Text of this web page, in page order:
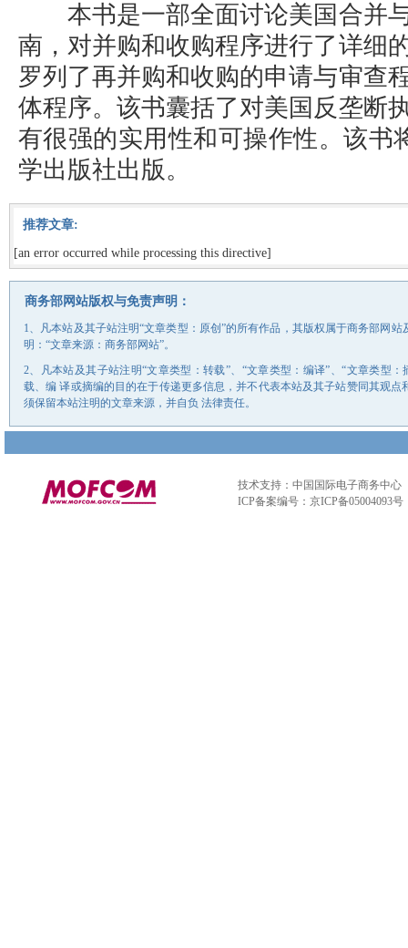
本书是一部全面讨论美国合并
南，对并购和收购程序进行了详细
罗列了再并购和收购的申请与审查
体程序。该书囊括了对美国反垄断
有很强的实用性和可操作性。该书
学出版社出版。
推荐文章:
[an error occurred while processing this directive]
商务部网站版权与免责声明：
1、凡本站及其子站注明“文章类型：原创”的所有作品，其版权属于商务部网
明：“文章来源：商务部网站”。
2、凡本站及其子站注明“文章类型：转载”、“文章类型：编译”、“文章类型
载、编 译或摘编的目的在于传递更多信息，并不代表本站及其子站赞同其观
须保留本站注明的文章来源，并自负 法律责任。
技术支持：中国国际电子商务中心
ICP备案编号：京ICP备05004093号